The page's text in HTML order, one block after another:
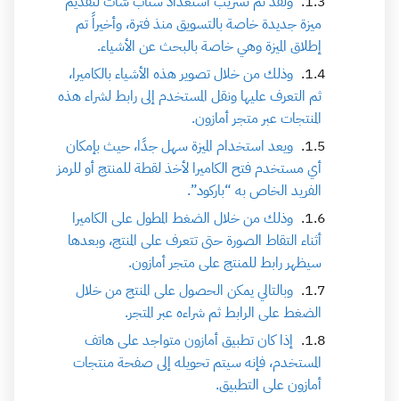
ميزة جديدة خاصة بالتسويق منذ فترة، وأخيراً تم
إطلاق الميزة وهي خاصة بالبحث عن الأشياء.
وذلك من خلال تصوير هذه الأشياء بالكاميرا،
ثم التعرف عليها ونقل المستخدم إلى رابط لشراء هذه
المنتجات عبر متجر أمازون.
ويعد استخدام الميزة سهل جدًا، حيث بإمكان
أي مستخدم فتح الكاميرا لأخذ لقطة للمنتج أو للرمز
الفريد الخاص به “باركود”.
وذلك من خلال الضغط المطول على الكاميرا
أثناء التقاط الصورة حتى تتعرف على المنتج، وبعدها
سيظهر رابط للمنتج على متجر أمازون.
وبالتالي يمكن الحصول على المنتج من خلال
الضغط على الرابط ثم شراءه عبر المتجر.
إذا كان تطبيق أمازون متواجد على هاتف
المستخدم، فإنه سيتم تحويله إلى صفحة منتجات
أمازون على التطبيق.